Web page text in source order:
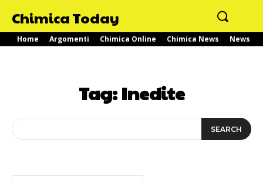
Chimica Today
Home Argomenti Chimica Online Chimica News News
Tag:Inedite
SEARCH